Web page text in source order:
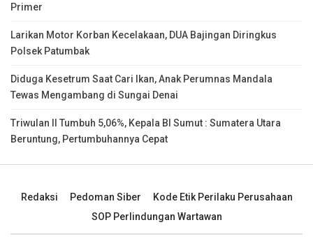
Primer
Larikan Motor Korban Kecelakaan, DUA Bajingan Diringkus
Polsek Patumbak
Diduga Kesetrum Saat Cari Ikan, Anak Perumnas Mandala
Tewas Mengambang di Sungai Denai
Triwulan II Tumbuh 5,06%, Kepala BI Sumut : Sumatera Utara
Beruntung, Pertumbuhannya Cepat
Redaksi Pedoman Siber
Kode Etik Perilaku Perusahaan
SOP Perlindungan Wartawan